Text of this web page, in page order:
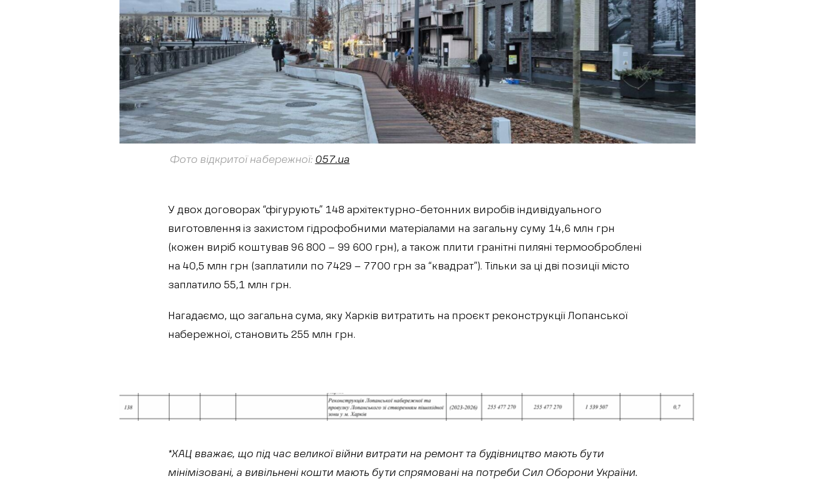
Фото відкритої набережної: 057.ua
У двох договорах “фігурують” 148 архітектурно-бетонних виробів індивідуального
виготовлення із захистом гідрофобними матеріалами на загальну суму 14,6 млн грн
(кожен виріб коштував 96 800 – 99 600 грн), а також плити гранітні пиляні термооброблені
на 40,5 млн грн (заплатили по 7429 – 7700 грн за “квадрат”). Тільки за ці дві позиції місто
заплатило 55,1 млн грн.
Нагадаємо, що загальна сума, яку Харків витратить на проєкт реконструкції Лопанської
набережної, становить 255 млн грн.
*ХАЦ вважає, що під час великої війни витрати на ремонт та будівництво мають бути
мінімізовані, а вивільнені кошти мають бути спрямовані на потреби Сил Оборони України.